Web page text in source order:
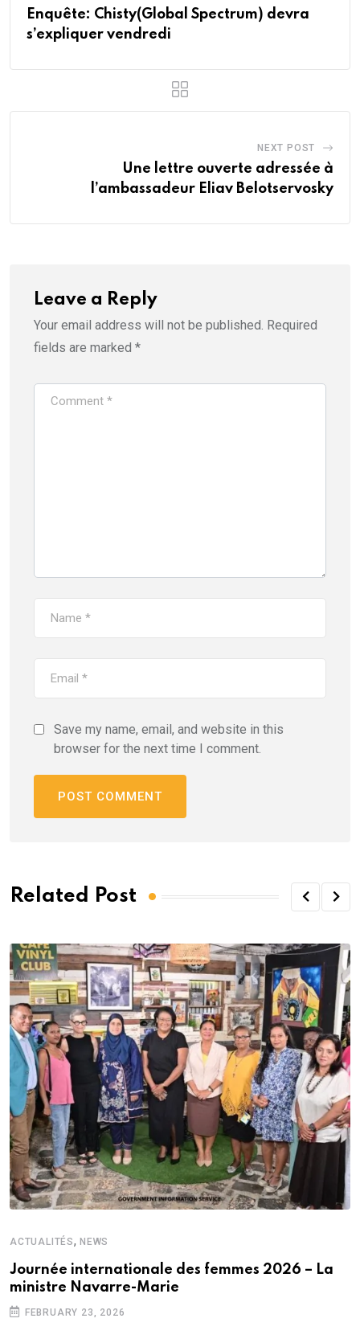
Enquête: Chisty(Global Spectrum) devra
s’expliquer vendredi
NEXT POST
Une lettre ouverte adressée à
l’ambassadeur Eliav Belotservosky
Leave a Reply
Your email address will not be published. Required
fields are marked *
Save my name, email, and website in this
browser for the next time I comment.
Related Post
ACTUALITÉS, NEWS
Journée internationale des femmes 2026 – La
ministre Navarre-Marie
FEBRUARY 23, 2026